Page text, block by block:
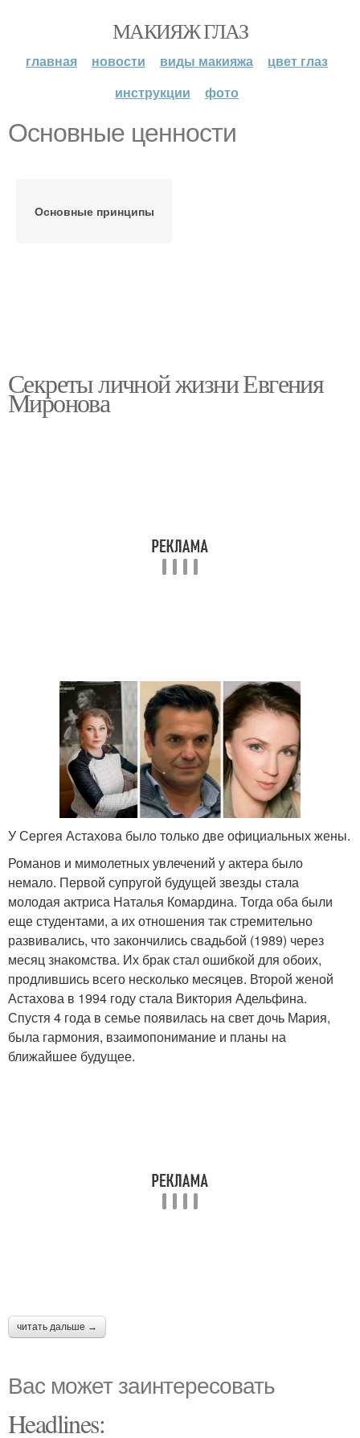
МАКИЯЖ ГЛАЗ
главная новости виды макияжа
цвет глаз
инструкции
фото
Основные ценности
Основные принципы
Секреты личной жизни Евгения
Миронова
У Сергея Астахова было только две официальных жены.
Романов и мимолетных увлечений у актера было
немало. Первой супругой будущей звезды стала
молодая актриса Наталья Комардина. Тогда оба были
еще студентами, а их отношения так стремительно
развивались, что закончились свадьбой (1989) через
месяц знакомства. Их брак стал ошибкой для обоих,
продлившись всего несколько месяцев. Второй женой
Астахова в 1994 году стала Виктория Адельфина.
Спустя 4 года в семье появилась на свет дочь Мария,
была гармония, взаимопонимание и планы на
ближайшее будущее.
читать дальше →
Вас может заинтересовать
Headlines: